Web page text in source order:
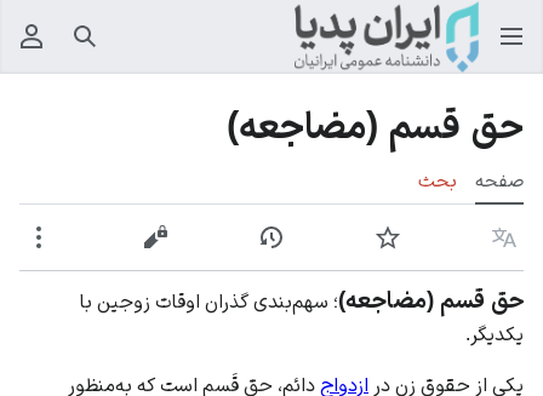
جستجو
حق قسم (مضاجعه)
صفحه بحث
زبان پیگیری نمایش تاریخچهنمایش مبدأ
حق قسم (مضاجعه)؛ سهم‌بندی گذران اوقات زوجین با
یکدیگر.
یکی از حقوق زن در ازدواج دائم، حق قَسم است که به‌منظور